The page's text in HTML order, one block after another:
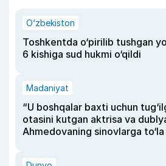
O‘zbekiston
Toshkentda o‘pirilib tushgan
6 kishiga sud hukmi o‘qildi
Madaniyat
“U boshqalar baxti uchun
otasini kutgan aktrisa va
Ahmedovaning sinovlarga